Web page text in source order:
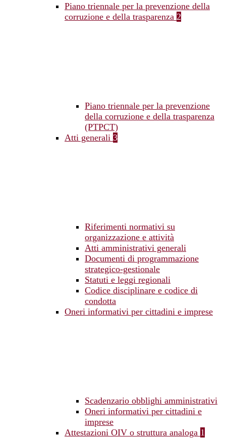
Piano triennale per la prevenzione della
corruzione e della trasparenza 2
Piano triennale per la prevenzione
della corruzione e della trasparenza
(PTPCT)
Atti generali 3
Riferimenti normativi su
organizzazione e attività
Atti amministrativi generali
Documenti di programmazione
strategico-gestionale
Statuti e leggi regionali
Codice disciplinare e codice di
condotta
Oneri informativi per cittadini e imprese
Scadenzario obblighi amministrativi
Oneri informativi per cittadini e
imprese
Attestazioni OIV o struttura analoga 1